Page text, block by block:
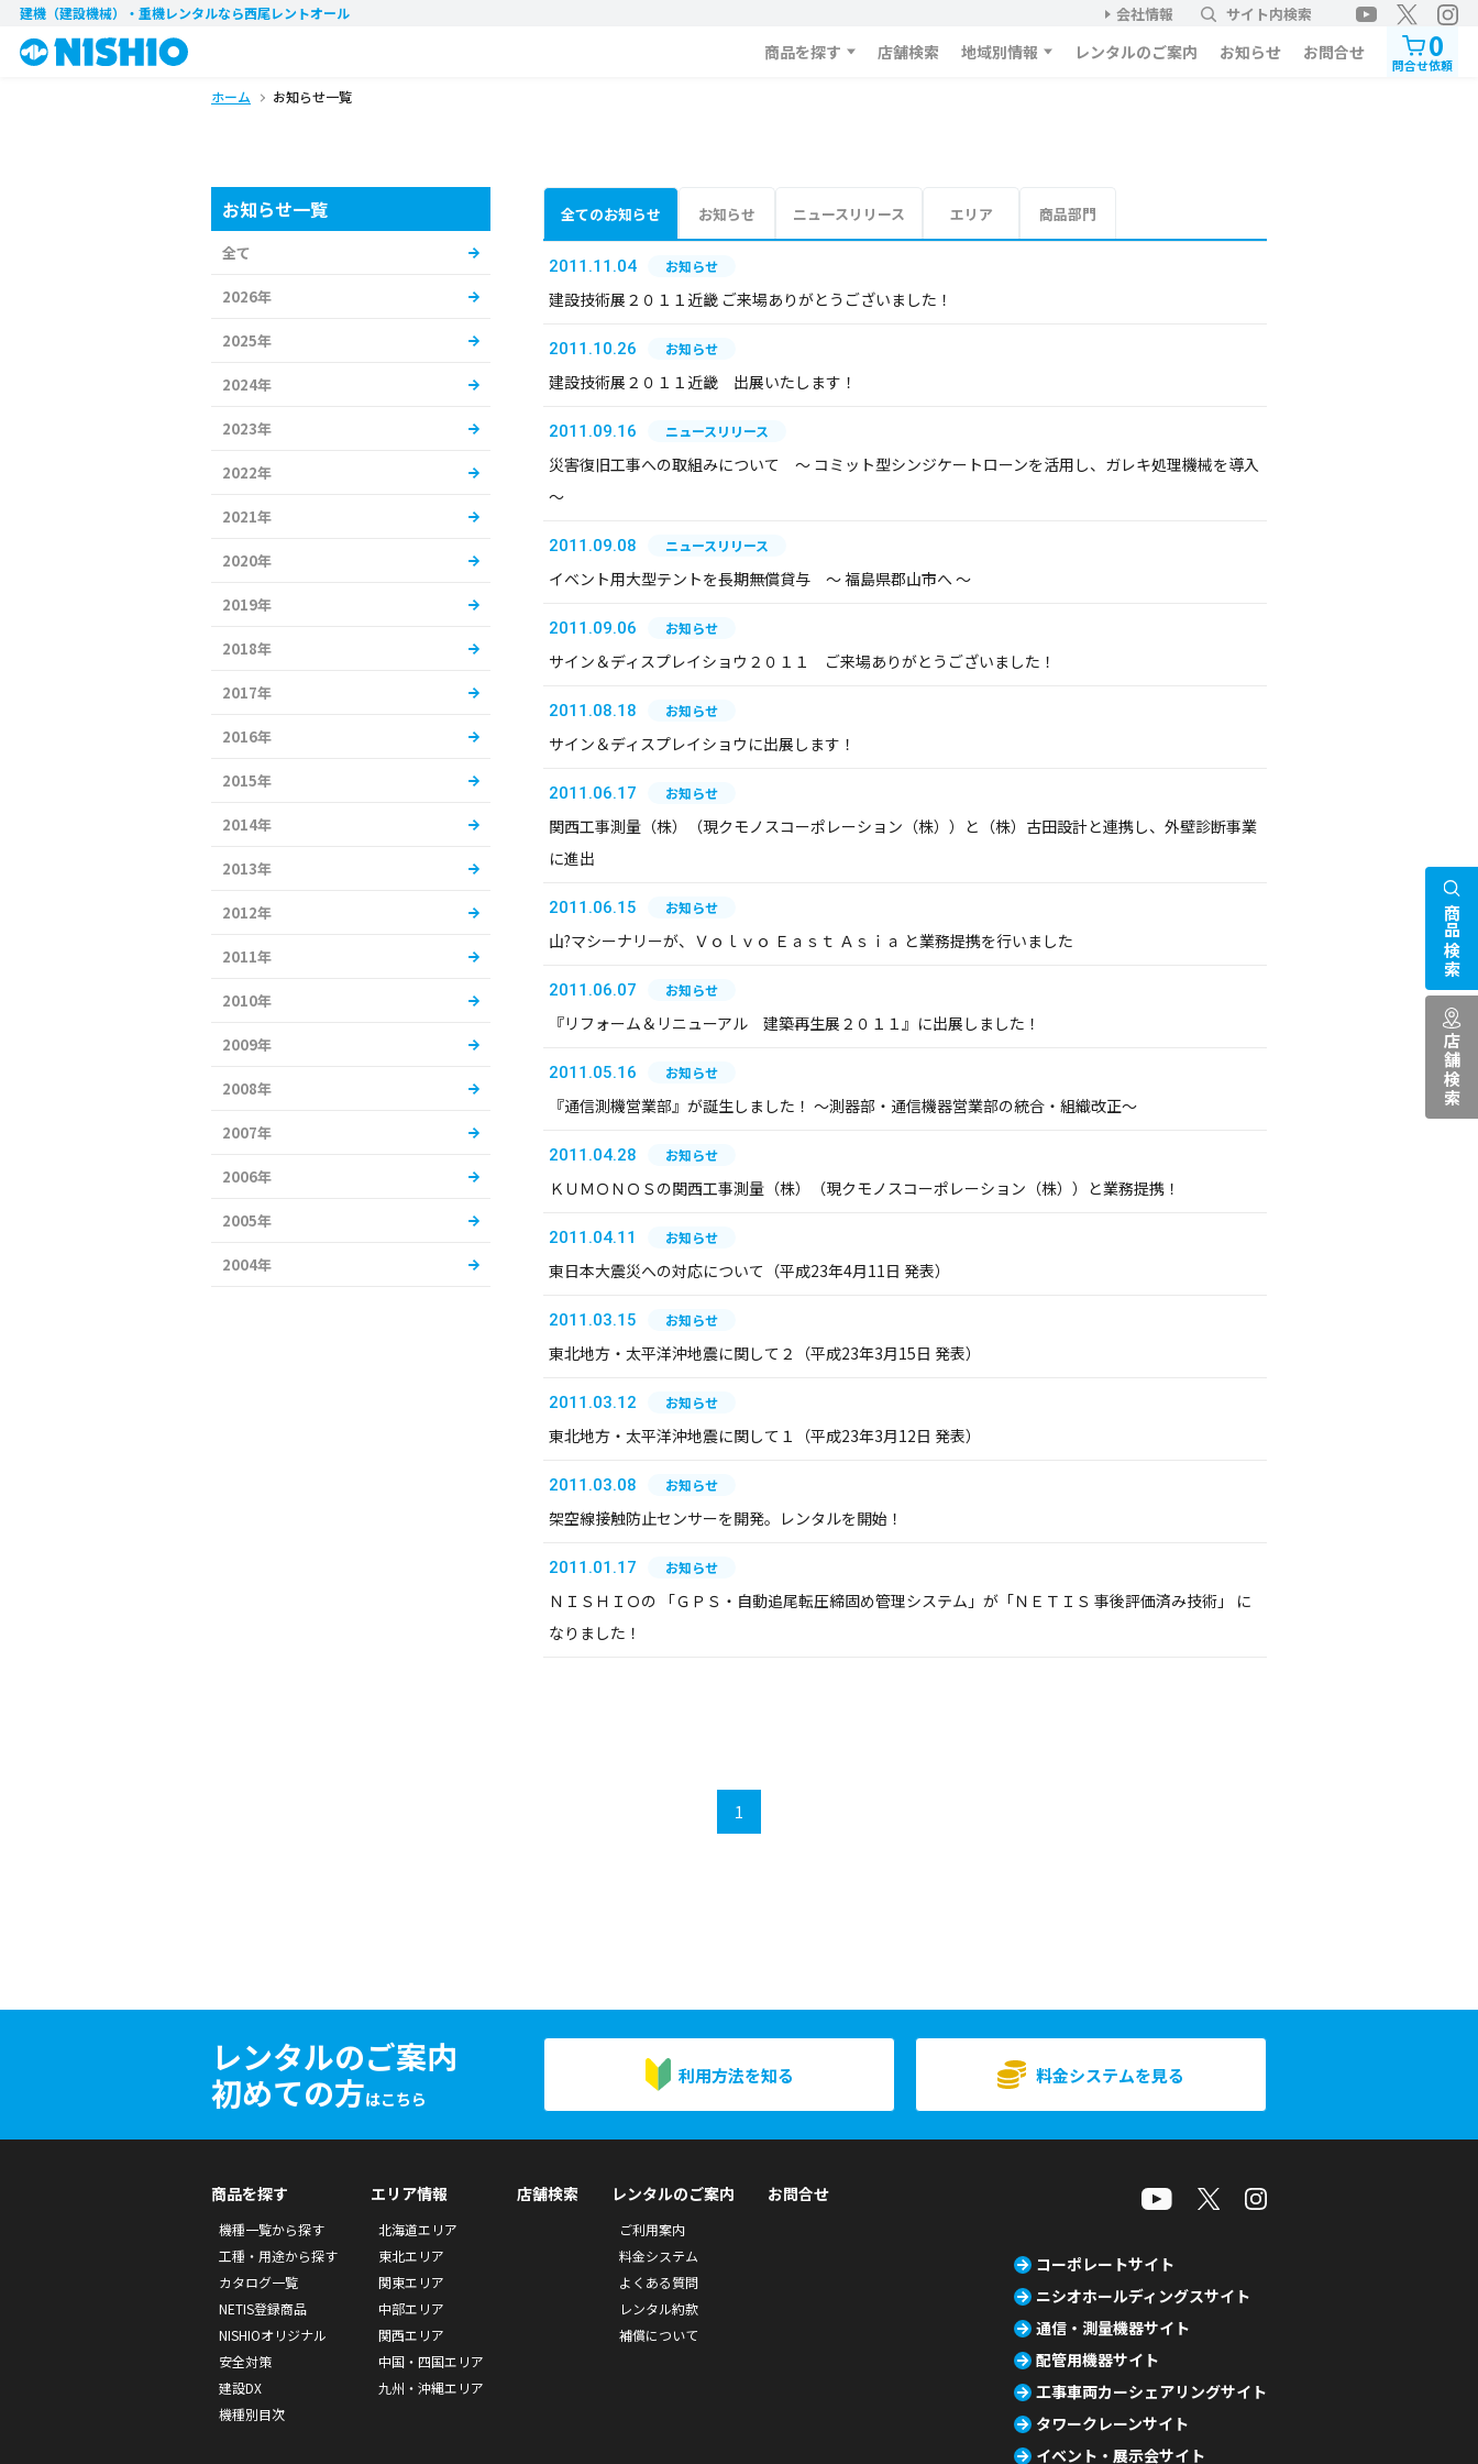
建機（建設機械）・重機レンタルなら西尾レントオール 会社情報 サイト内検索
商品を探す 店舗検索 地域別情報 レンタルのご案内 お知らせ お問合せ 0
問合せ依頼
ホーム お知らせ一覧
全てのお知らせ お知らせ ニュースリリース エリア 商品部門
2011.11.04 お知らせ
建設技術展２０１１近畿 ご来場ありがとうございました！
2011.10.26 お知らせ
建設技術展２０１１近畿 出展いたします！
2011.09.16 ニュースリリース
災害復旧工事への取組みについて ～ コミット型シンジケートローンを活用し、ガレキ処理機械を導入
～
2011.09.08 ニュースリリース
イベント用大型テントを長期無償貸与 ～ 福島県郡山市へ ～
2011.09.06 お知らせ
サイン＆ディスプレイショウ２０１１ ご来場ありがとうございました！
2011.08.18 お知らせ
サイン＆ディスプレイショウに出展します！
2011.06.17 お知らせ
関西工事測量（株）（現クモノスコーポレーション（株））と（株）古田設計と連携し、外壁診断事業
に進出
2011.06.15 お知らせ
山?マシーナリーが、Ｖｏｌｖｏ Ｅａｓｔ Ａｓｉａ と業務提携を行いました
2011.06.07 お知らせ
『リフォーム＆リニューアル 建築再生展２０１１』に出展しました！
2011.05.16 お知らせ
『通信測機営業部』が誕生しました！ ～測器部・通信機器営業部の統合・組織改正～
2011.04.28 お知らせ
ＫＵＭＯＮＯＳの関西工事測量（株）（現クモノスコーポレーション（株））と業務提携！
2011.04.11 お知らせ
東日本大震災への対応について（平成23年4月11日 発表）
2011.03.15 お知らせ
東北地方・太平洋沖地震に関して２（平成23年3月15日 発表）
2011.03.12 お知らせ
東北地方・太平洋沖地震に関して１（平成23年3月12日 発表）
2011.03.08 お知らせ
架空線接触防止センサーを開発。レンタルを開始！
2011.01.17 お知らせ
ＮＩＳＨＩＯの 「ＧＰＳ・自動追尾転圧締固め管理システム」が「ＮＥＴＩＳ 事後評価済み技術」 に
なりました！
1
お知らせ一覧
全て
2026年
2025年
2024年
2023年
2022年
2021年
2020年
2019年
2018年
2017年
2016年
2015年
2014年
2013年
2012年
2011年
2010年
2009年
2008年
2007年
2006年
2005年
2004年
レンタルのご案内
初めての方はこちら
利用方法を知る 料金システムを見る
商品検索
店舗検索
商品を探す
機種一覧から探す
工種・用途から探す
カタログ一覧
NETIS登録商品
NISHIOオリジナル
安全対策
建設DX
機種別目次
エリア情報
北海道エリア
東北エリア
関東エリア
中部エリア
関西エリア
中国・四国エリア
九州・沖縄エリア
店舗検索 レンタルのご案内
ご利用案内
料金システム
よくある質問
レンタル約款
補償について
お問合せ
コーポレートサイト
ニシオホールディングスサイト
通信・測量機器サイト
配管用機器サイト
工事車両カーシェアリングサイト
タワークレーンサイト
イベント・展示会サイト